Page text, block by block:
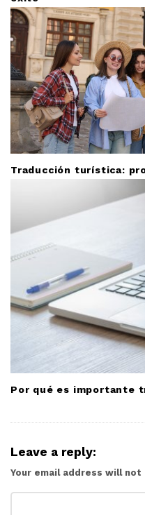
Traducción turística:
Por qué es importante
Leave a reply:
Your email address will not